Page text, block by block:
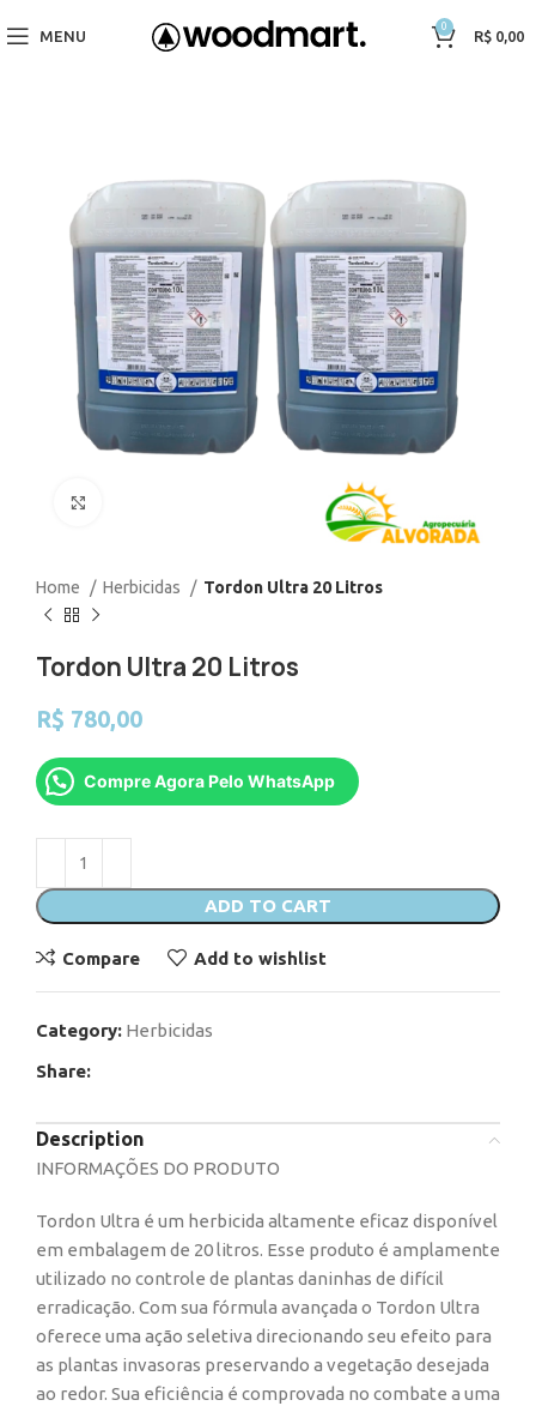
MENU
0
R$ 0,00
Home Herbicidas Tordon Ultra 20 Litros
Tordon Ultra 20 Litros
R$ 780,00
Compre Agora Pelo WhatsApp
ADD TO CART
Compare Add to wishlist
Category: Herbicidas
Share:
Description
INFORMAÇÕES DO PRODUTO
Tordon Ultra é um herbicida altamente eficaz disponível
em embalagem de 20 litros. Esse produto é amplamente
utilizado no controle de plantas daninhas de difícil
erradicação. Com sua fórmula avançada o Tordon Ultra
oferece uma ação seletiva direcionando seu efeito para
as plantas invasoras preservando a vegetação desejada
ao redor. Sua eficiência é comprovada no combate a uma